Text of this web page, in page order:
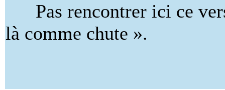
Pas rencontrer ici ce
là comme chute ».